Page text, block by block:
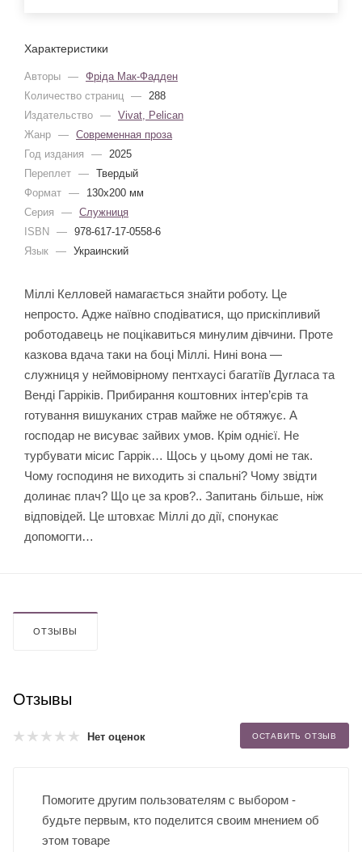
Характеристики
Авторы — Фріда Мак-Фадден
Количество страниц
—
288
Издательство — Vivat, Pelican
Жанр — Современная проза
Год издания
—
2025
Переплет — Твердый
Формат —
130x200 мм
Серия
— Служниця
ISBN — 978-617-17-0558-6
Язык — Украинский
Міллі Келловей намагається знайти роботу. Це
непросто. Адже наївно сподіватися, що прискіпливий
роботодавець не поцікавиться минулим дівчини. Проте
казкова вдача таки на боці Міллі. Нині вона —
служниця у неймовірному пентхаусі багатіїв Дугласа та
Венді Гарріків. Прибирання коштовних інтер’єрів та
готування вишуканих страв майже не обтяжує. А
господар не висуває зайвих умов. Крім однієї. Не
турбувати місис Гаррік… Щось у цьому домі не так.
Чому господиня не виходить зі спальні? Чому звідти
долинає плач? Що це за кров?.. Запитань більше, ніж
відповідей. Це штовхає Міллі до дії, спонукає
допомогти…
ОТЗЫВЫ
Отзывы
Нет оценок ОСТАВИТЬ ОТЗЫВ
Помогите другим пользователям с выбором -
будьте первым, кто поделится своим мнением об
этом товаре